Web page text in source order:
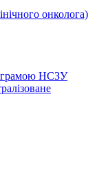
онколога)
НСЗУ